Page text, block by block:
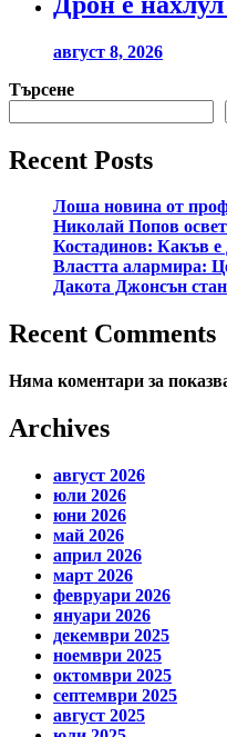
август 8, 2026
Търсене
Recent Posts
Лоша новина от
Николай Попов
Костадинов: Какъв е
Властта алармира:
Дакота Джонсън
Recent Comments
Няма коментари за
Archives
август 2026
юли 2026
юни 2026
май 2026
април 2026
март 2026
февруари 2026
януари 2026
декември 2025
ноември 2025
октомври 2025
септември 2025
август 2025